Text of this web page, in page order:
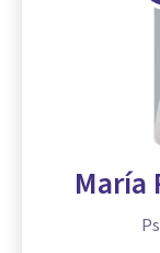
María